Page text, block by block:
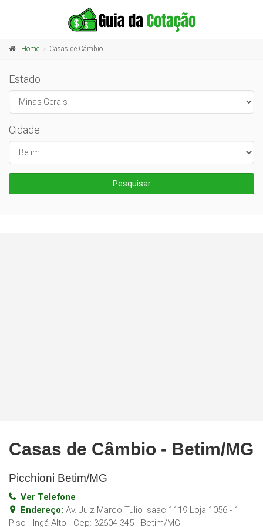
Home Casas de Câmbio
Estado
Cidade
Pesquisar
Casas de Câmbio - Betim/MG
Picchioni Betim/MG
Ver Telefone
Endereço: Av. Juiz Marco Tulio Isaac 1119 Loja 1056 - 1.
Piso - Ingá Alto - Cep: 32604-345 - Betim/MG